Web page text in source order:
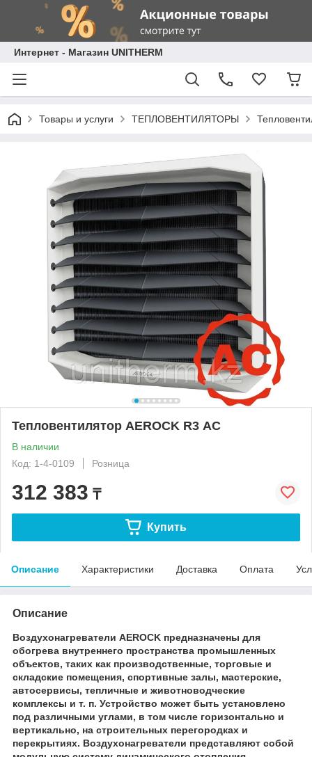
Интернет - Магазин UNITHERM
Товары и услуги ТЕПЛОВЕНТИЛЯТОРЫ
Тепловентилятор AEROCK R3 АC
В наличии
Код: 1-4-0109
Розница
312 383 ₸
Купить
Описание Характеристики Доставка Оплата
Описание
Воздухонагреватели AEROCK предназначены для
обогрева внутреннего пространства промышленных
объектов, таких как производственные, торговые и
складские помещения, спортивные залы, мастерские,
автосервисы, тепличные и животноводческие
комплексы и т. п. Устройство может быть установлено
под различными углами, в том числе горизонтально и
вертикально, на строительных перегородках и
перекрытиях. Воздухонагреватели представляют собой